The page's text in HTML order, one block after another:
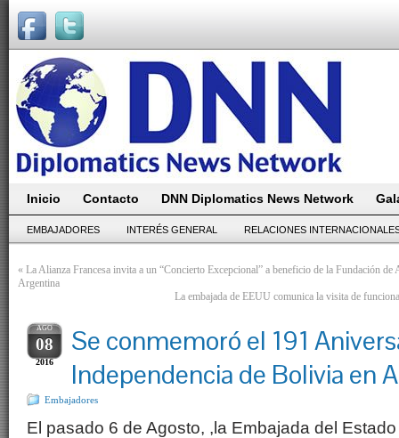
Inicio Contacto DNN Diplomatics News Network
EMBAJADORES INTERÉS GENERAL RELACIONES
« La Alianza Francesa invita a un “Concierto Excepcional” a beneficio de la Fundación de
Argentina
La embajada de EEUU comunica la visita de
AGO
08
2016
Se conmemoró el 191
Independencia de Bolivia en
Embajadores
El pasado 6 de Agosto, ,la Embajada del